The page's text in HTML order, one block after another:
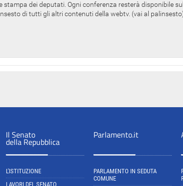
stampa dei deputati. Ogni conferenza resterà disponibile
di tutti gli altri contenuti della webtv. (vai al
Il Senato
della Repubblica
L'ISTITUZIONE
LAVORI DEL SENATO
Parlamento.it
PARLAMENTO IN SEDUTA
COMUNE